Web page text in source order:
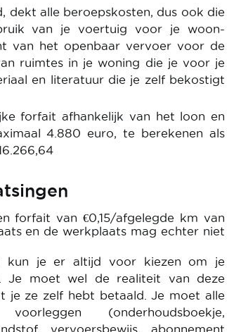
dekt alle beroepskosten, dus ook die
van je voertuig voor je woon-
van het openbaar vervoer voor de
ruimtes in je woning die je voor je
en literatuur die je zelf bekostigt
forfait afhankelijk van het loon en
4.880 euro, te berekenen als
forfait van €0,15/afgelegde km van
en de werkplaats mag echter niet
kun je er altijd voor kiezen om je
Je moet wel de realiteit van deze
je ze zelf hebt betaald. Je moet alle
(onderhoudsboekje,
vervoersbewijs, abonnement